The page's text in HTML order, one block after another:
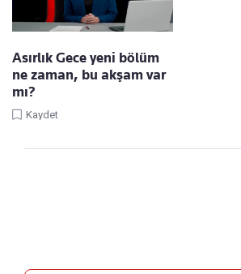
Asırlık Gece yeni bölüm
ne zaman, bu akşam var
mı?
Kaydet